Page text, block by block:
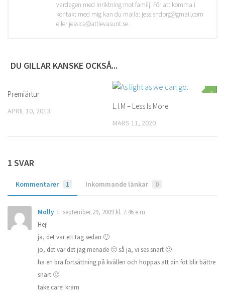
vardagen med inriktning mot familj. För att komma i
kontakt med mig kan du maila: jess.sndbrg@gmail.com
eller jessica@attlevasunt.se.
DU GILLAR KANSKE OCKSÅ...
Premiärtur
APRIL 10, 2013
0
L.I.M – Less Is More
MARS 11, 2020
1 SVAR
Kommentarer 1 Inkommande länkar 0
Molly
september 29, 2009 kl. 7:46 e m
Hej!
ja, det var ett tag sedan 🙂
jo, det var det jag menade 🙂 så ja, vi ses snart 🙂
ha en bra fortsättning på kvällen och hoppas att din fot blir bättre
snart 🙂
take care! kram